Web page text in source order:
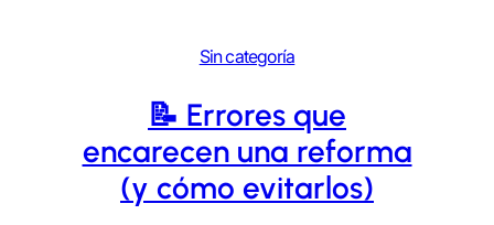
Sin categoría
📝 Errores que
encarecen una reforma
(y cómo evitarlos)